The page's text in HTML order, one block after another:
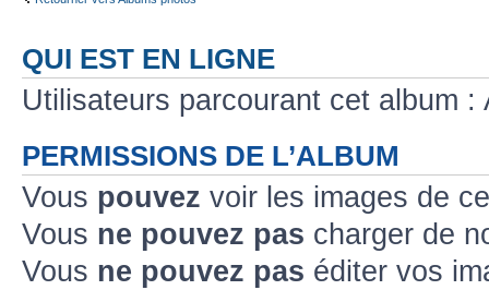
QUI EST EN LIGNE
Utilisateurs parcourant cet album
PERMISSIONS DE L’ALBUM
Vous pouvez voir les images de
Vous ne pouvez pas charger de
Vous ne pouvez pas éditer vos